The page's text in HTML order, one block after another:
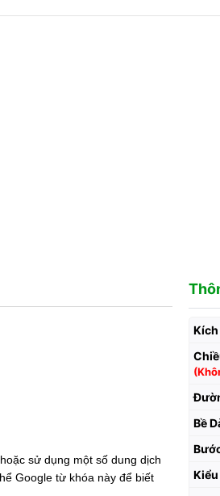
sử dụng một số dung dịch
Google từ khóa này để biết
Kích
Bề